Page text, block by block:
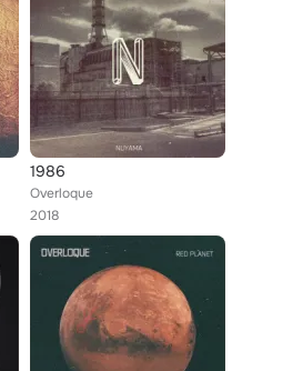
1986
Overloque
2018